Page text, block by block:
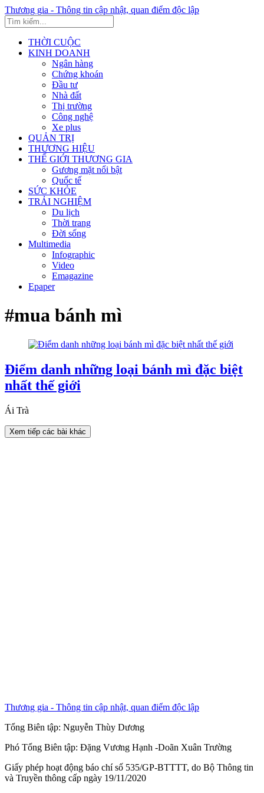
Thương gia - Thông tin cập nhật, quan điểm độc lập
THỜI CUỘC
KINH DOANH
Ngân hàng
Chứng khoán
Đầu tư
Nhà đất
Thị trường
Công nghệ
Xe plus
QUẢN TRỊ
THƯƠNG HIỆU
THẾ GIỚI THƯƠNG GIA
Gương mặt nổi bật
Quốc tế
SỨC KHỎE
TRẢI NGHIỆM
Du lịch
Thời trang
Đời sống
Multimedia
Infographic
Video
Emagazine
Epaper
#mua bánh mì
Điểm danh những loại bánh mì đặc biệt
nhất thế giới
Ái Trà
Xem tiếp các bài khác
Thương gia - Thông tin cập nhật, quan điểm độc lập
Tổng Biên tập: Nguyễn Thùy Dương
Phó Tổng Biên tập: Đặng Vương Hạnh -Doãn Xuân Trường
Giấy phép hoạt động báo chí số 535/GP-BTTTT, do Bộ Thông tin
và Truyền thông cấp ngày 19/11/2020